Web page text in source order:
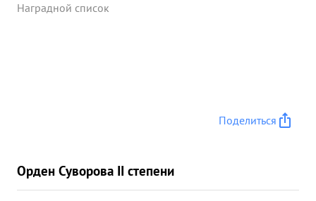
Наградной список
Поделиться
Орден Суворова II степени